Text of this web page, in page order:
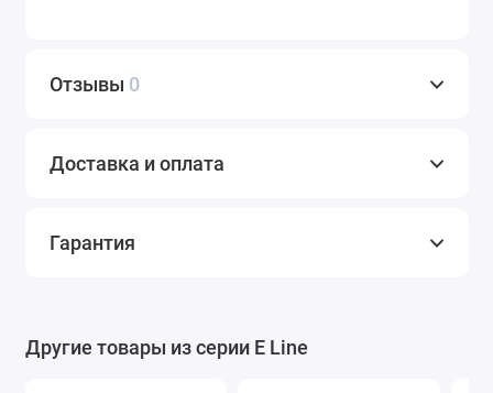
Отзывы 0
Доставка и оплата
Гарантия
Другие товары из серии E Line